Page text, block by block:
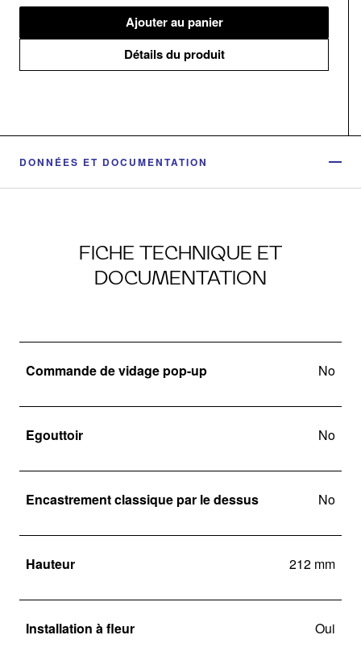
Ajouter au panier
Détails du produit
DONNÉES ET DOCUMENTATION
FICHE TECHNIQUE ET
DOCUMENTATION
Commande de vidage pop-up No
Egouttoir No
Encastrement classique par le dessus No
Hauteur 212 mm
Installation à fleur Oui